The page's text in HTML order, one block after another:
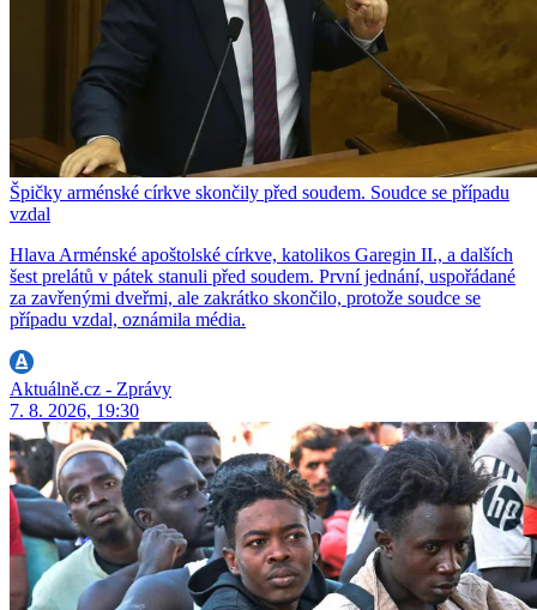
Špičky arménské církve skončily před soudem. Soudce se případu
vzdal
Hlava Arménské apoštolské církve, katolikos Garegin II., a dalších
šest prelátů v pátek stanuli před soudem. První jednání, uspořádané
za zavřenými dveřmi, ale zakrátko skončilo, protože soudce se
případu vzdal, oznámila média.
Aktuálně.cz - Zprávy
7. 8. 2026, 19:30